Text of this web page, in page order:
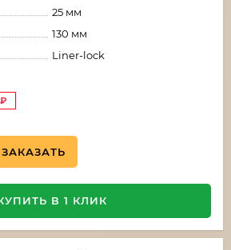
25 мм
130 мм
Liner-lock
₽
ЗАКАЗАТЬ
В 1 КЛИК